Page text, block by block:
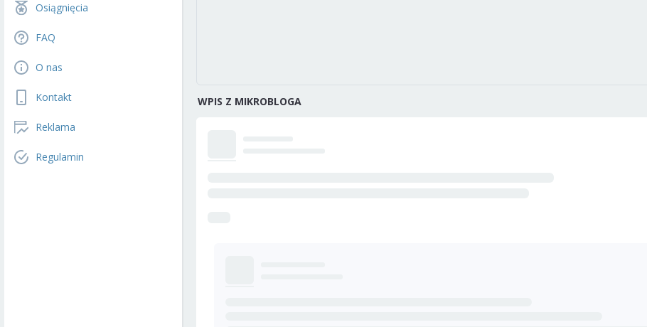
Osiągnięcia
FAQ
O nas
Kontakt
Reklama
Regulamin
WPIS Z MIKROBLOGA